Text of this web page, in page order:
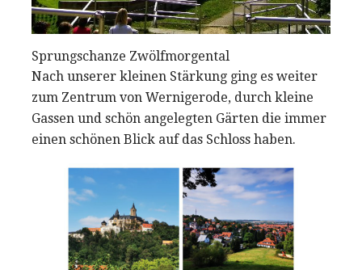
Sprungschanze Zwölfmorgental
Nach unserer kleinen Stärkung ging es weiter
zum Zentrum von Wernigerode, durch kleine
Gassen und schön angelegten Gärten die immer
einen schönen Blick auf das Schloss haben.